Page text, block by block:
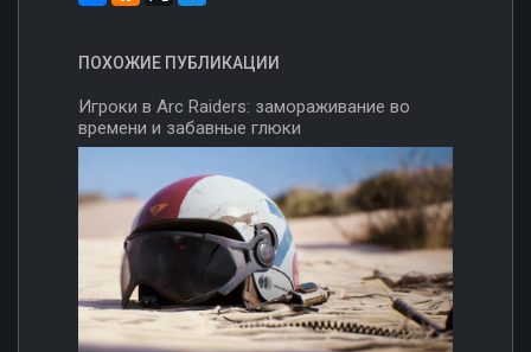
ПОХОЖИЕ ПУБЛИКАЦИИ
Игроки в Arc Raiders: замораживание во
времени и забавные глюки